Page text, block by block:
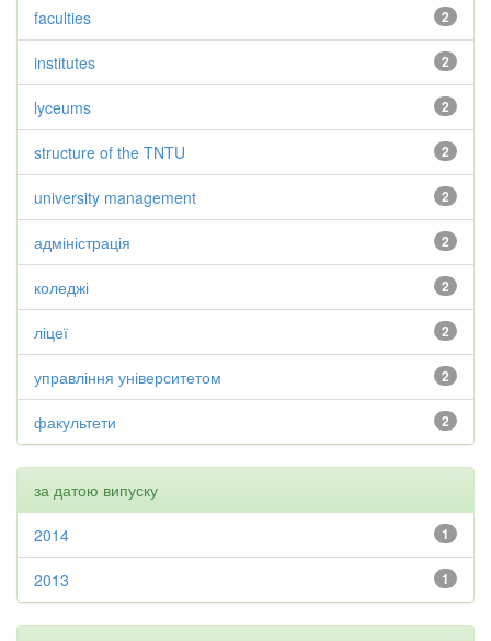
2
faculties
2
institutes
2
lyceums
2
structure of the TNTU
2
university management
2
адміністрація
2
коледжі
2
ліцеї
2
управління університетом
2
факультети
за датою випуску
1
2014
1
2013